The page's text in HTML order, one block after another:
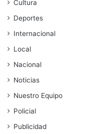
Cultura
Deportes
Internacional
Local
Nacional
Noticias
Nuestro Equipo
Policial
Publicidad